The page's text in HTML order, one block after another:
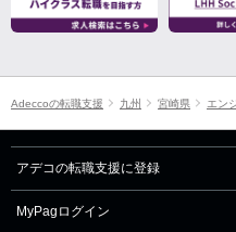
Adeccoの転職支援 九州 宮崎県 エン
アデコの転職支援に登録
MyPagログイン